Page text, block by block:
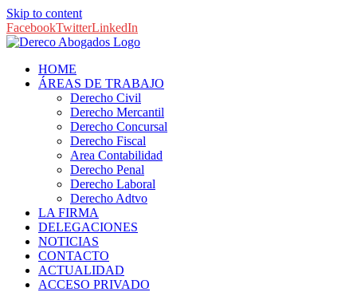
Skip to content
FacebookTwitterLinkedIn
HOME
ÁREAS DE TRABAJO
Derecho Civil
Derecho Mercantil
Derecho Concursal
Derecho Fiscal
Area Contabilidad
Derecho Penal
Derecho Laboral
Derecho Adtvo
LA FIRMA
DELEGACIONES
NOTICIAS
CONTACTO
ACTUALIDAD
ACCESO PRIVADO